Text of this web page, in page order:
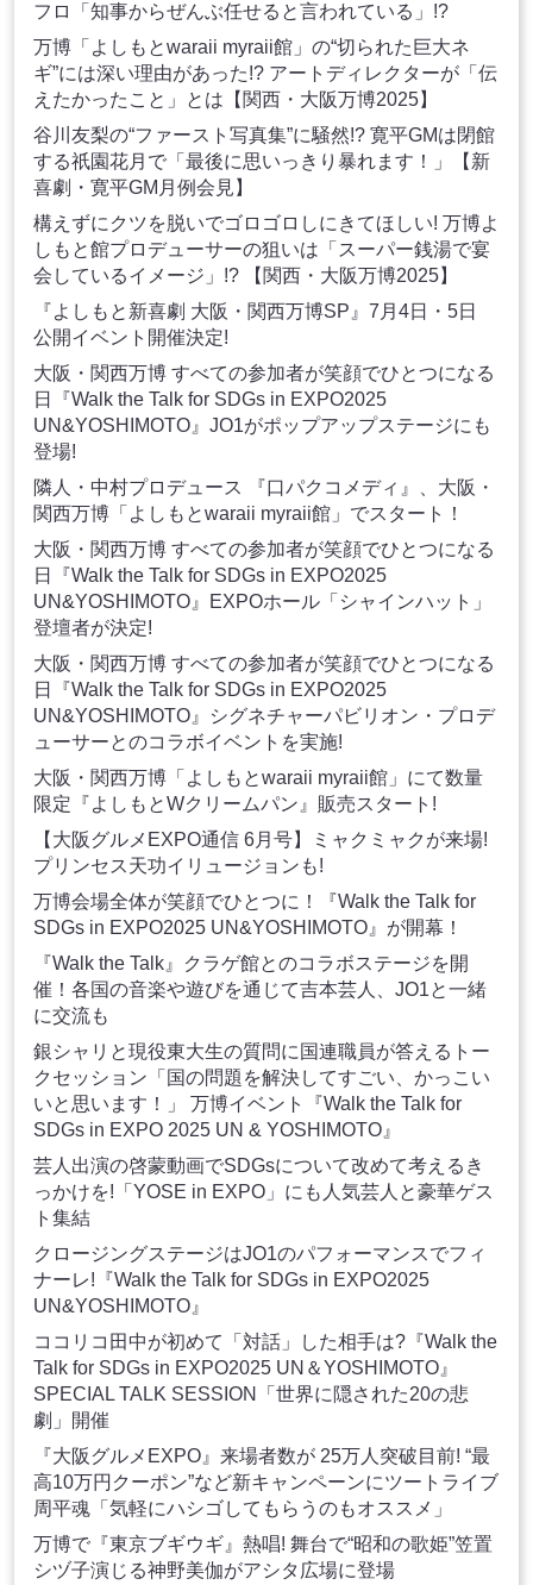
フロ「知事からぜんぶ任せると言われている」!?
万博「よしもとwaraii myraii館」の“切られた巨大ネ
ギ”には深い理由があった!? アートディレクターが「伝
えたかったこと」とは【関西・大阪万博2025】
谷川友梨の“ファースト写真集”に騒然!? 寛平GMは閉館
する祇園花月で「最後に思いっきり暴れます！」【新
喜劇・寛平GM月例会見】
構えずにクツを脱いでゴロゴロしにきてほしい! 万博よ
しもと館プロデューサーの狙いは「スーパー銭湯で宴
会しているイメージ」!? 【関西・大阪万博2025】
『よしもと新喜劇 大阪・関西万博SP』7月4日・5日
公開イベント開催決定!
大阪・関西万博 すべての参加者が笑顔でひとつになる
日『Walk the Talk for SDGs in EXPO2025
UN&YOSHIMOTO』JO1がポップアップステージにも
登場!
隣人・中村プロデュース 『口パクコメディ』、大阪・
関西万博「よしもとwaraii myraii館」でスタート！
大阪・関西万博 すべての参加者が笑顔でひとつになる
日『Walk the Talk for SDGs in EXPO2025
UN&YOSHIMOTO』EXPOホール「シャインハット」
登壇者が決定!
大阪・関西万博 すべての参加者が笑顔でひとつになる
日『Walk the Talk for SDGs in EXPO2025
UN&YOSHIMOTO』シグネチャーパビリオン・プロデ
ューサーとのコラボイベントを実施!
大阪・関西万博「よしもとwaraii myraii館」にて数量
限定『よしもとWクリームパン』販売スタート!
【大阪グルメEXPO通信 6月号】ミャクミャクが来場!
プリンセス天功イリュージョンも!
万博会場全体が笑顔でひとつに！『Walk the Talk for
SDGs in EXPO2025 UN&YOSHIMOTO』が開幕！
『Walk the Talk』クラゲ館とのコラボステージを開
催！各国の音楽や遊びを通じて吉本芸人、JO1と一緒
に交流も
銀シャリと現役東大生の質問に国連職員が答えるトー
クセッション「国の問題を解決してすごい、かっこい
いと思います！」 万博イベント『Walk the Talk for
SDGs in EXPO 2025 UN & YOSHIMOTO』
芸人出演の啓蒙動画でSDGsについて改めて考えるき
っかけを!「YOSE in EXPO」にも人気芸人と豪華ゲス
ト集結
クロージングステージはJO1のパフォーマンスでフィ
ナーレ!『Walk the Talk for SDGs in EXPO2025
UN&YOSHIMOTO』
ココリコ田中が初めて「対話」した相手は?『Walk the
Talk for SDGs in EXPO2025 UN＆YOSHIMOTO』
SPECIAL TALK SESSION「世界に隠された20の悲
劇」開催
『大阪グルメEXPO』来場者数が 25万人突破目前! “最
高10万円クーポン”など新キャンペーンにツートライブ
周平魂「気軽にハシゴしてもらうのもオススメ」
万博で『東京ブギウギ』熱唱! 舞台で“昭和の歌姫”笠置
シヅ子演じる神野美伽がアシタ広場に登場